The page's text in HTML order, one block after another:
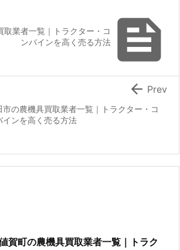

取業者一覧｜トラクター・コ
ンバインを高く売る方法
市の農機具買取業者一覧｜トラクター・コ
インを高く売る方法
 Prev
賀町の農機具買取業者一覧｜トラク